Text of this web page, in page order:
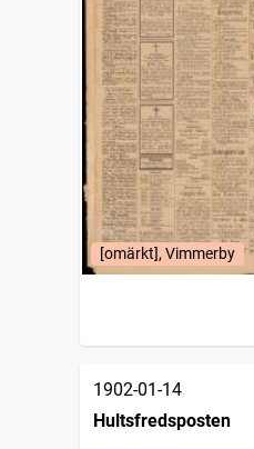
[omärkt], Vimmerby
1902-01-14
Hultsfredsposten